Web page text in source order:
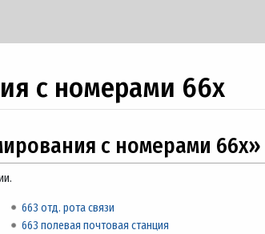
с номерами 66x
с номерами 66x»
663 отд. рота связи
663 полевая почтовая станция